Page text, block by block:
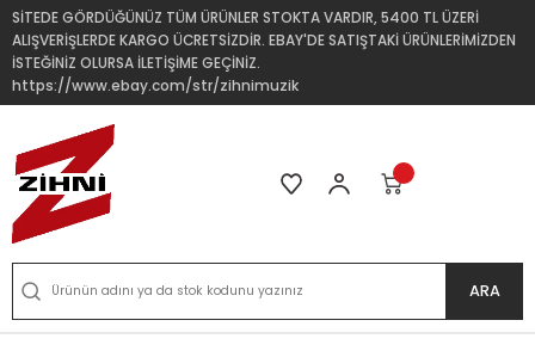
SİTEDE GÖRDÜĞÜNÜZ TÜM ÜRÜNLER STOKTA VARDIR, 5400 TL ÜZERİ
ALIŞVERİŞLERDE KARGO ÜCRETSİZDİR. EBAY'DE SATIŞTAKİ ÜRÜNLERİMİZDEN
İSTEĞİNİZ OLURSA İLETİŞİME GEÇİNİZ.
https://www.ebay.com/str/zihnimuzik
ARA